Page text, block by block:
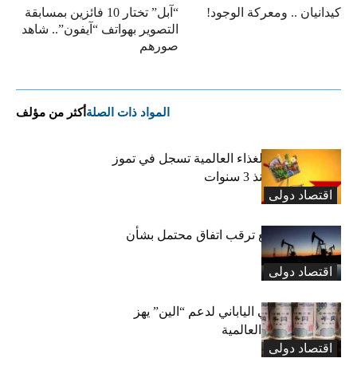
“آبل” تختار 10 فائزين بمسابقة
التصوير بهواتف “آيفون”.. شاهد
صورهم
كيدانيان .. ومعركة الوجود!
المواد ذات الصلة أكثر من مؤلف
اقتصاد دولی
“الفاو”: أسعار الغذاء العالمية تسجل في تموز
أعلى مستوى منذ 3 سنوات
اقتصاد دولی
النفط يتراجع مع ترقب اتفاق محتمل بشأن
مضيق هرمز
اقتصاد دولی
التدخل الأميركي الياباني لدعم “الين” يهز
أسواق العملات العالمية